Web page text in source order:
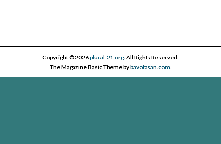
Copyright © 2026plural-21.org. All Rights Reserved.
The Magazine Basic Theme bybavotasan.com.